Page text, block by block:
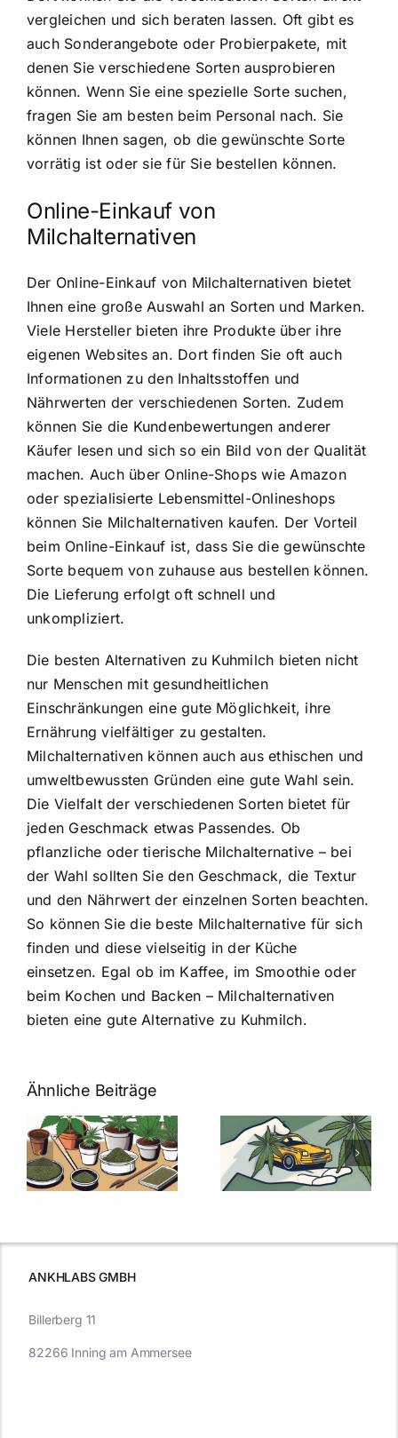
vergleichen und sich beraten lassen. Oft gibt es
auch Sonderangebote oder Probierpakete, mit
denen Sie verschiedene Sorten ausprobieren
können. Wenn Sie eine spezielle Sorte suchen,
fragen Sie am besten beim Personal nach. Sie
können Ihnen sagen, ob die gewünschte Sorte
vorrätig ist oder sie für Sie bestellen können.
Online-Einkauf von
Milchalternativen
Der Online-Einkauf von Milchalternativen bietet
Ihnen eine große Auswahl an Sorten und Marken.
Viele Hersteller bieten ihre Produkte über ihre
eigenen Websites an. Dort finden Sie oft auch
Informationen zu den Inhaltsstoffen und
Nährwerten der verschiedenen Sorten. Zudem
können Sie die Kundenbewertungen anderer
Käufer lesen und sich so ein Bild von der Qualität
machen. Auch über Online-Shops wie Amazon
oder spezialisierte Lebensmittel-Onlineshops
können Sie Milchalternativen kaufen. Der Vorteil
beim Online-Einkauf ist, dass Sie die gewünschte
Sorte bequem von zuhause aus bestellen können.
Die Lieferung erfolgt oft schnell und
unkompliziert.
Die besten Alternativen zu Kuhmilch bieten nicht
nur Menschen mit gesundheitlichen
Einschränkungen eine gute Möglichkeit, ihre
Ernährung vielfältiger zu gestalten.
Milchalternativen können auch aus ethischen und
umweltbewussten Gründen eine gute Wahl sein.
Die Vielfalt der verschiedenen Sorten bietet für
jeden Geschmack etwas Passendes. Ob
pflanzliche oder tierische Milchalternative – bei
der Wahl sollten Sie den Geschmack, die Textur
und den Nährwert der einzelnen Sorten beachten.
So können Sie die beste Milchalternative für sich
finden und diese vielseitig in der Küche
einsetzen. Egal ob im Kaffee, im Smoothie oder
beim Kochen und Backen – Milchalternativen
bieten eine gute Alternative zu Kuhmilch.
Ähnliche Beiträge
Neue THC-
Grenzwert-
Regelung:
Was Sie über
Cannabis und
müssen
Cannabis
Samen
kaufen: Alles
was Sie
ANKHLABS GMBH
Billerberg 11
82266 Inning am Ammersee